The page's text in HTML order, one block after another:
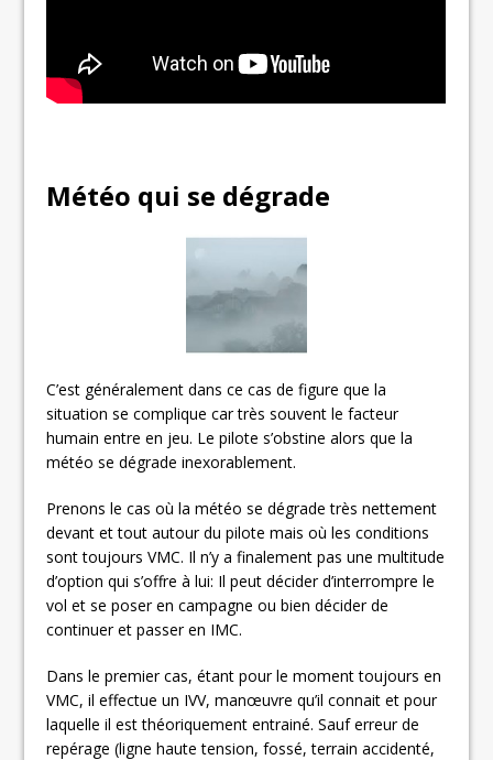
Météo qui se dégrade
C’est généralement dans ce cas de figure que la
situation se complique car très souvent le facteur
humain entre en jeu. Le pilote s’obstine alors que la
météo se dégrade inexorablement.
Prenons le cas où la météo se dégrade très nettement
devant et tout autour du pilote mais où les conditions
sont toujours VMC. Il n’y a finalement pas une multitude
d’option qui s’offre à lui: Il peut décider d’interrompre le
vol et se poser en campagne ou bien décider de
continuer et passer en IMC.
Dans le premier cas, étant pour le moment toujours en
VMC, il effectue un IVV, manœuvre qu’il connait et pour
laquelle il est théoriquement entrainé. Sauf erreur de
repérage (ligne haute tension, fossé, terrain accidenté,